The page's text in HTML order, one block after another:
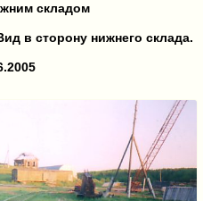
складом
в сторону нижнего склада.